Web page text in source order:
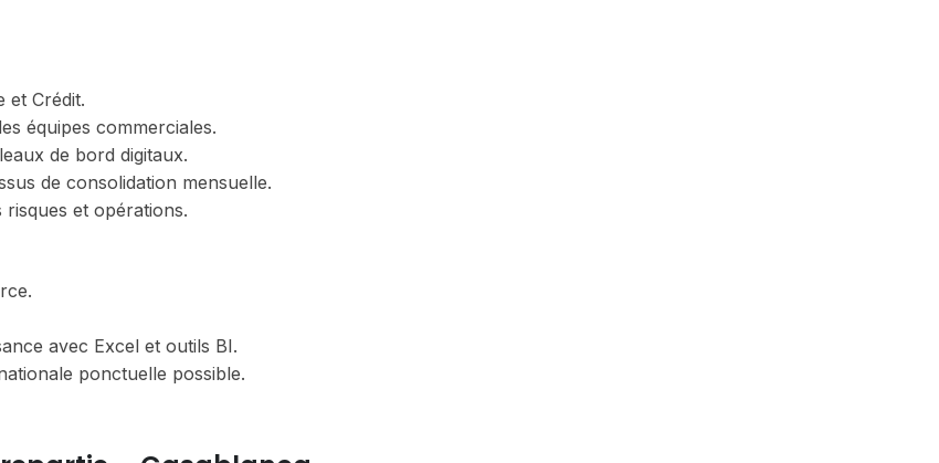
et Crédit.
équipes commerciales.
de bord digitaux.
de consolidation mensuelle.
et opérations.
avec Excel et outils BI.
ponctuelle possible.